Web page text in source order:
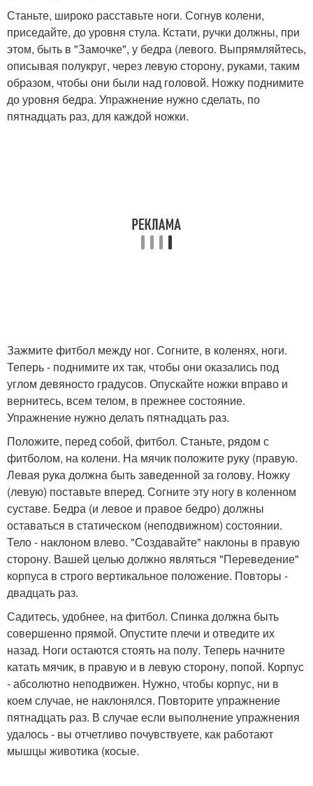
Станьте, широко расставьте ноги. Согнув колени,
приседайте, до уровня стула. Кстати, ручки должны, при
этом, быть в "Замочке", у бедра (левого. Выпрямляйтесь,
описывая полукруг, через левую сторону, руками, таким
образом, чтобы они были над головой. Ножку поднимите
до уровня бедра. Упражнение нужно сделать, по
пятнадцать раз, для каждой ножки.
Зажмите фитбол между ног. Согните, в коленях, ноги.
Теперь - поднимите их так, чтобы они оказались под
углом девяносто градусов. Опускайте ножки вправо и
вернитесь, всем телом, в прежнее состояние.
Упражнение нужно делать пятнадцать раз.
Положите, перед собой, фитбол. Станьте, рядом с
фитболом, на колени. На мячик положите руку (правую.
Левая рука должна быть заведенной за голову. Ножку
(левую) поставьте вперед. Согните эту ногу в коленном
суставе. Бедра (и левое и правое бедро) должны
оставаться в статическом (неподвижном) состоянии.
Тело - наклоном влево. "Создавайте" наклоны в правую
сторону. Вашей целью должно являться "Переведение"
корпуса в строго вертикальное положение. Повторы -
двадцать раз.
Садитесь, удобнее, на фитбол. Спинка должна быть
совершенно прямой. Опустите плечи и отведите их
назад. Ноги остаются стоять на полу. Теперь начните
катать мячик, в правую и в левую сторону, попой. Корпус
- абсолютно неподвижен. Нужно, чтобы корпус, ни в
коем случае, не наклонялся. Повторите упражнение
пятнадцать раз. В случае если выполнение упражнения
удалось - вы отчетливо почувствуете, как работают
мышцы животика (косые.